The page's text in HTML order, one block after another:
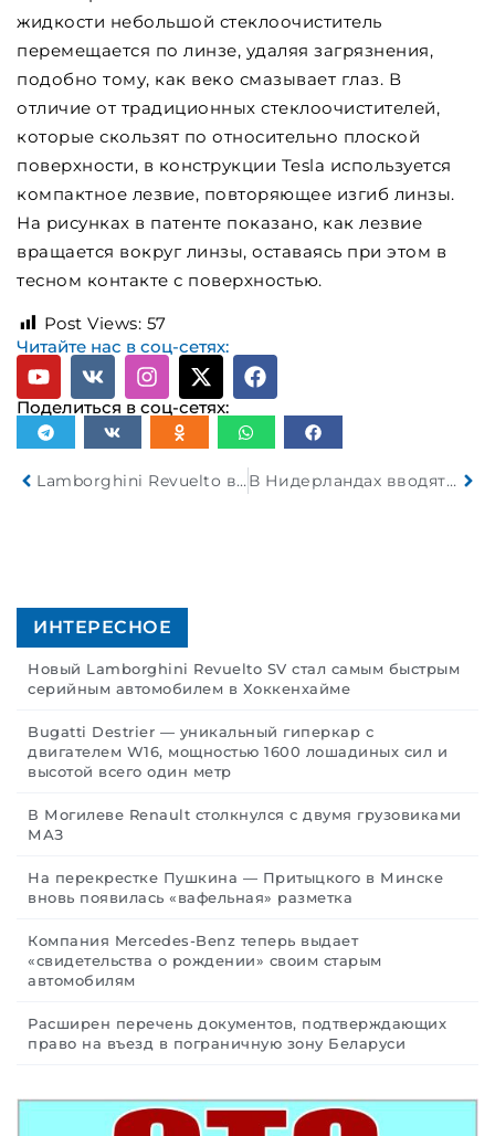
жидкости небольшой стеклоочиститель
перемещается по линзе, удаляя загрязнения,
подобно тому, как веко смазывает глаз. В
отличие от традиционных стеклоочистителей,
которые скользят по относительно плоской
поверхности, в конструкции Tesla используется
компактное лезвие, повторяющее изгиб линзы.
На рисунках в патенте показано, как лезвие
вращается вокруг линзы, оставаясь при этом в
тесном контакте с поверхностью.
Post Views: 57
Читайте нас в соц-сетях:
Поделиться в соц-сетях:
Lamborghini Revuelto врезался в Aventador S и загорелся В Нидерландах вводят систему штрафов за использование служебных автомобилей с ДВС
ИНТЕРЕСНОЕ
Новый Lamborghini Revuelto SV стал самым быстрым
серийным автомобилем в Хоккенхайме
Bugatti Destrier — уникальный гиперкар с
двигателем W16, мощностью 1600 лошадиных сил и
высотой всего один метр
В Могилеве Renault столкнулся с двумя грузовиками
МАЗ
На перекрестке Пушкина — Притыцкого в Минске
вновь появилась «вафельная» разметка
Компания Mercedes-Benz теперь выдает
«свидетельства о рождении» своим старым
автомобилям
Расширен перечень документов, подтверждающих
право на въезд в пограничную зону Беларуси